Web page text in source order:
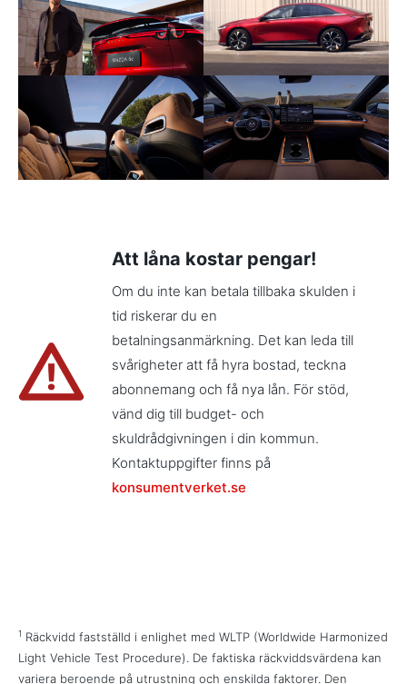
Att låna kostar pengar!
Om du inte kan betala tillbaka skulden i
tid riskerar du en
betalningsanmärkning. Det kan leda till
svårigheter att få hyra bostad, teckna
abonnemang och få nya lån. För stöd,
vänd dig till budget- och
skuldrådgivningen i din kommun.
Kontaktuppgifter finns på
konsumentverket.se
1 Räckvidd fastställd i enlighet med WLTP (Worldwide Harmonized
Light Vehicle Test Procedure). De faktiska räckviddsvärdena kan
variera beroende på utrustning och enskilda faktorer. Den